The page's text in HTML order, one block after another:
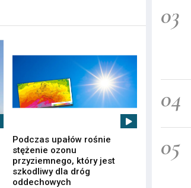
Podczas upałów rośnie
stężenie ozonu
przyziemnego, który jest
szkodliwy dla dróg
oddechowych
03
04
05